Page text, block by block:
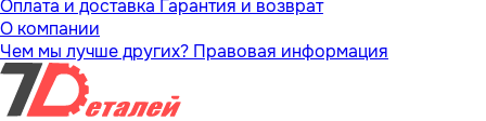
Оплата и доставка Гарантия и возврат
О компании
Чем мы лучше других? Правовая информация